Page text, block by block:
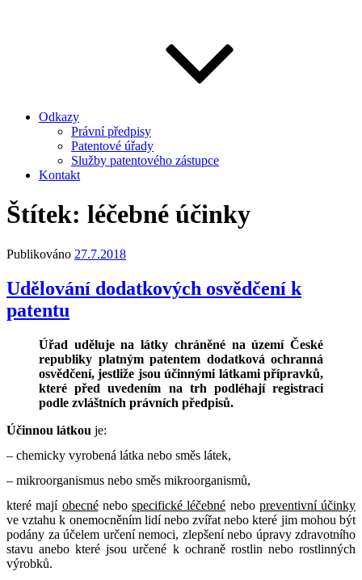
Odkazy
Právní předpisy
Patentové úřady
Služby patentového zástupce
Kontakt
Štítek: léčebné účinky
Publikováno 27.7.2018
Udělování dodatkových osvědčení k
patentu
Úřad uděluje na látky chráněné na území České
republiky platným patentem dodatková ochranná
osvědčení, jestliže jsou účinnými látkami přípravků,
které před uvedením na trh podléhají registraci
podle zvláštních právních předpisů.
Účinnou látkou je:
– chemicky vyrobená látka nebo směs látek,
– mikroorganismus nebo směs mikroorganismů,
které mají obecnénebo specifické léčebné nebo preventivní účinky
ve vztahu k onemocněním lidí nebo zvířat nebo které jim mohou být
podány za účelem určení nemoci, zlepšení nebo úpravy zdravotního
stavu anebo které jsou určené k ochraně rostlin nebo rostlinných
výrobků.